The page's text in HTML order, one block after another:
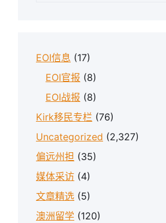
EOI信息 (17)
EOI官报 (8)
EOI战报 (8)
Kirk移民专栏 (76)
Uncategorized (2,327)
偏远州担 (35)
媒体采访 (4)
文章精选 (5)
澳洲留学 (120)